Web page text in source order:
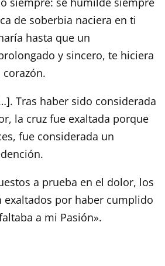
de soberbia naciera en ti
hasta que un
y sincero, te hiciera
Tras haber sido considerada
la cruz fue exaltada porque
fue considerada un
a prueba en el dolor, los
exaltados por haber cumplido
a mi Pasión».